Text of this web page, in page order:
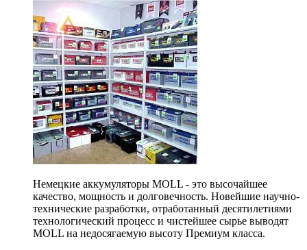
Немецкие аккумуляторы MOLL - это высочайшее
качество, мощность и долговечность. Новейшие научно-
технические разработки, отработанный десятилетиями
технологический процесс и чистейшее сырье выводят
MOLL на недосягаемую высоту Премиум класса.